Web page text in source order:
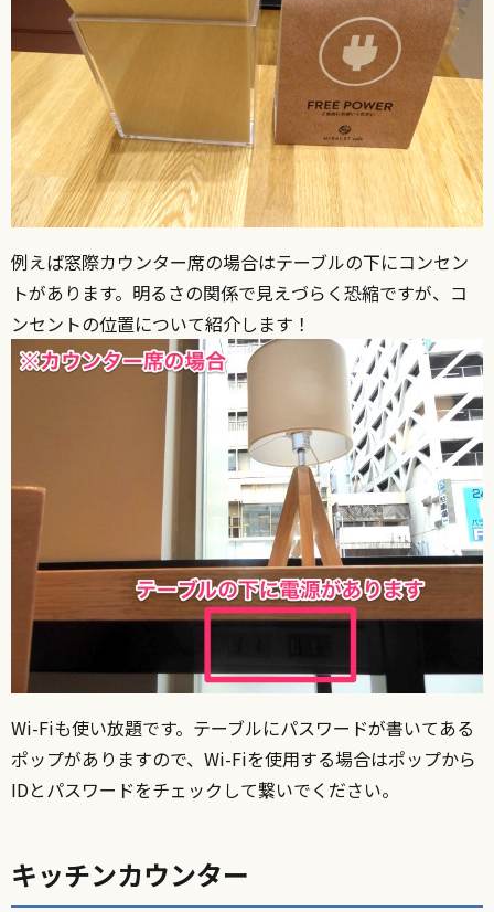
例えば窓際カウンター席の場合はテーブルの下にコンセン
トがあります。明るさの関係で見えづらく恐縮ですが、コ
ンセントの位置について紹介します！
Wi-Fiも使い放題です。テーブルにパスワードが書いてある
ポップがありますので、Wi-Fiを使用する場合はポップから
IDとパスワードをチェックして繋いでください。
キッチンカウンター